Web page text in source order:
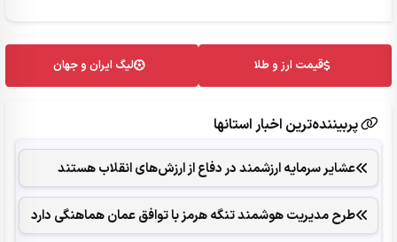
قیمت ارز و طلا لیگ ایران و جهان
پربیننده‌ترین اخبار استانها
عشایر سرمایه ارزشمند در دفاع از ارزش‌های انقلاب هستند
طرح مدیریت هوشمند تنگه هرمز با توافق عمان هماهنگی دارد